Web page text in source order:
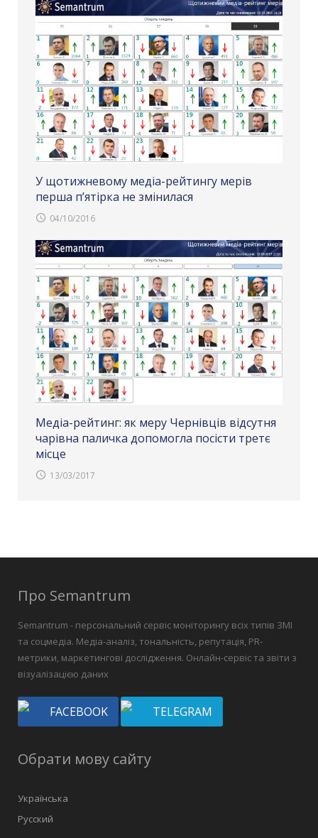
У щотижневому медіа-рейтингу мерів
перша п’ятірка не змінилася
04/10/2016
Медіа-рейтинг: як меру Чернівців відсутня
чарівна паличка допомогла посісти третє
місце
13/03/2017
Про Semantrum
Semantrum - персональний сервіс моніторингу всіх типів ЗМІ
та соцмедіа. Медіа-аналіз, тональність, репутація, PR-
метрики, маркетингові дослідження. Онлайн-сервіс та звіти з
візуалізацією даних
FACEBOOK TELEGRAM
Обрати мову сайту
Українська
Русский